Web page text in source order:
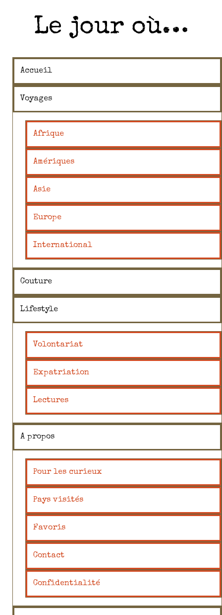
Le jour où…
Accueil
Voyages
Afrique
Amériques
Asie
Europe
International
Couture
Lifestyle
Volontariat
Expatriation
Lectures
A propos
Pour les curieux
Pays visités
Favoris
Contact
Confidentialité